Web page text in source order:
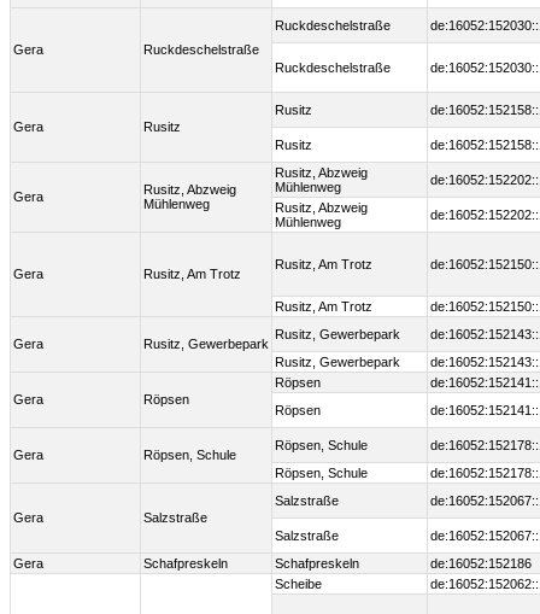
Gera Ruckdeschelstraße
Ruckdeschelstraße
Ruckdeschelstraße
Gera Rusitz
Rusitz
Rusitz
Gera
Rusitz, Abzweig
Mühlenweg
Rusitz, Abzweig
Mühlenweg
Rusitz, Abzweig
Mühlenweg
Gera Rusitz, Am Trotz
Rusitz, Am Trotz
Rusitz, Am Trotz
Gera Rusitz, Gewerbepark
Rusitz, Gewerbepark
Rusitz, Gewerbepark
Gera Röpsen
Röpsen
Röpsen
Gera Röpsen, Schule
Röpsen, Schule
Röpsen, Schule
Gera Salzstraße
Salzstraße
Salzstraße
Gera
Schafpreskeln Schafpreskeln de:16052:152186
Scheibe